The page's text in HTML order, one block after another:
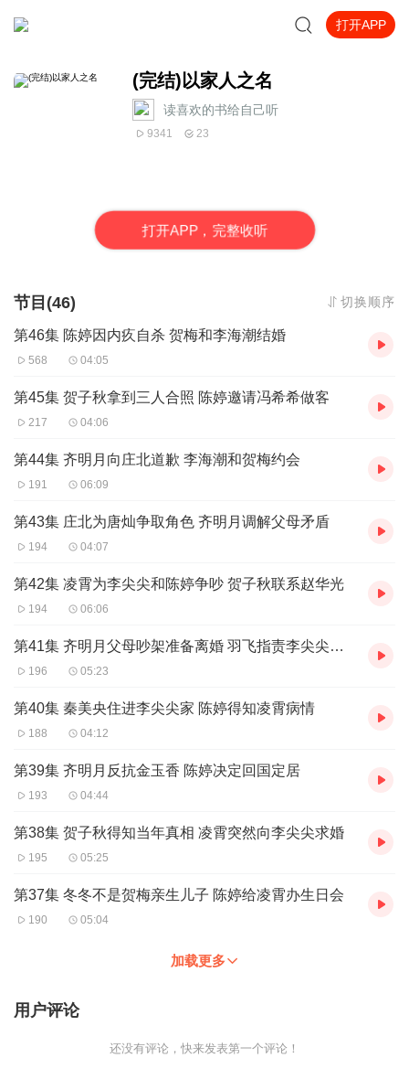
打开APP
(完结)以家人之名
读喜欢的书给自己听
9341 23
打开APP，完整收听
节目(46) 切换顺序
第46集 陈婷因内疚自杀 贺梅和李海潮结婚
568 04:05
第45集 贺子秋拿到三人合照 陈婷邀请冯希希做客
217 04:06
第44集 齐明月向庄北道歉 李海潮和贺梅约会
191 06:09
第43集 庄北为唐灿争取角色 齐明月调解父母矛盾
194 04:07
第42集 凌霄为李尖尖和陈婷争吵 贺子秋联系赵华光
194 06:06
第41集 齐明月父母吵架准备离婚 羽飞指责李尖尖抄袭
196 05:23
第40集 秦美央住进李尖尖家 陈婷得知凌霄病情
188 04:12
第39集 齐明月反抗金玉香 陈婷决定回国定居
193 04:44
第38集 贺子秋得知当年真相 凌霄突然向李尖尖求婚
195 05:25
第37集 冬冬不是贺梅亲生儿子 陈婷给凌霄办生日会
190 05:04
加载更多
用户评论
还没有评论，快来发表第一个评论！